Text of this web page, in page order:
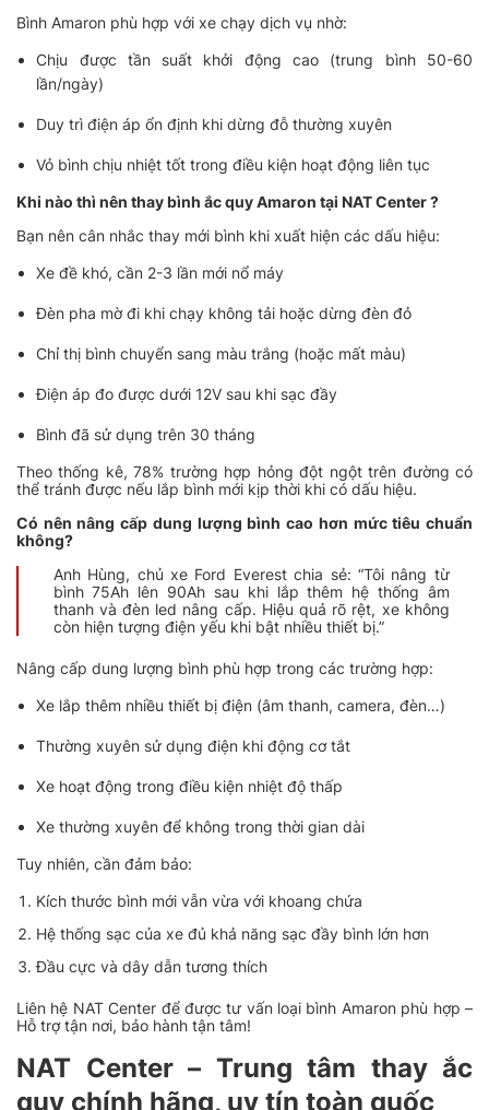
Bình Amaron phù hợp với xe chạy dịch vụ nhờ:
Chịu được tần suất khởi động cao (trung bình 50-60
lần/ngày)
Duy trì điện áp ổn định khi dừng đỗ thường xuyên
Vỏ bình chịu nhiệt tốt trong điều kiện hoạt động liên tục
Khi nào thì nên thay bình ắc quy Amaron tại NAT Center ?
Bạn nên cân nhắc thay mới bình khi xuất hiện các dấu hiệu:
Xe đề khó, cần 2-3 lần mới nổ máy
Đèn pha mờ đi khi chạy không tải hoặc dừng đèn đỏ
Chỉ thị bình chuyển sang màu trắng (hoặc mất màu)
Điện áp đo được dưới 12V sau khi sạc đầy
Bình đã sử dụng trên 30 tháng
Theo thống kê, 78% trường hợp hỏng đột ngột trên đường có
thể tránh được nếu lắp bình mới kịp thời khi có dấu hiệu.
Có nên nâng cấp dung lượng bình cao hơn mức tiêu chuẩn
không?
Anh Hùng, chủ xe Ford Everest chia sẻ: “Tôi nâng từ
bình 75Ah lên 90Ah sau khi lắp thêm hệ thống âm
thanh và đèn led nâng cấp. Hiệu quả rõ rệt, xe không
còn hiện tượng điện yếu khi bật nhiều thiết bị.”
Nâng cấp dung lượng bình phù hợp trong các trường hợp:
Xe lắp thêm nhiều thiết bị điện (âm thanh, camera, đèn…)
Thường xuyên sử dụng điện khi động cơ tắt
Xe hoạt động trong điều kiện nhiệt độ thấp
Xe thường xuyên để không trong thời gian dài
Tuy nhiên, cần đảm bảo:
Kích thước bình mới vẫn vừa với khoang chứa
Hệ thống sạc của xe đủ khả năng sạc đầy bình lớn hơn
Đầu cực và dây dẫn tương thích
Liên hệ NAT Center để được tư vấn loại bình Amaron phù hợp –
Hỗ trợ tận nơi, bảo hành tận tâm!
NAT Center – Trung tâm thay ắc
quy chính hãng, uy tín toàn quốc